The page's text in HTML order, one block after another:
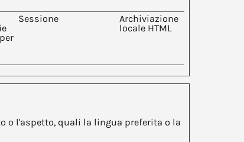
Sessione
Archiviazione
locale HTML
o l'aspetto, quali la lingua preferita o la